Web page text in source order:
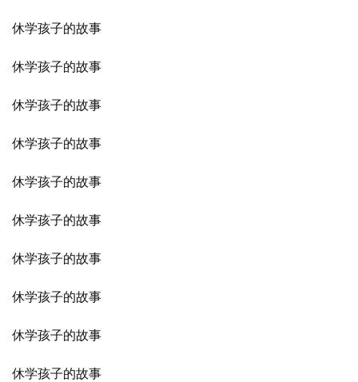
休学孩子的故事
休学孩子的故事
休学孩子的故事
休学孩子的故事
休学孩子的故事
休学孩子的故事
休学孩子的故事
休学孩子的故事
休学孩子的故事
休学孩子的故事